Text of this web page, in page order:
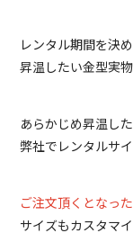
レンタル期間を決
昇温したい金型実
あらかじめ昇温し
弊社でレンタルサ
ご注文頂くとなっ
サイズもカスタマイ